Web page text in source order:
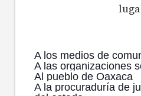
A los medios de
A las organizaciones
Al pueblo de Oaxaca
A la procuraduría de